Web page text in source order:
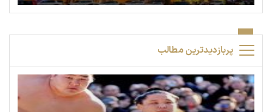
پربازدیدترین مطالب